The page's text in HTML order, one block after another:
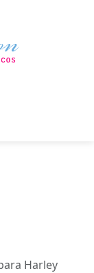
Harley